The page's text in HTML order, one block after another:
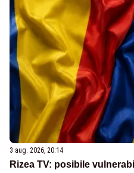
3 aug. 2026, 20:14
Rizea TV: posibile